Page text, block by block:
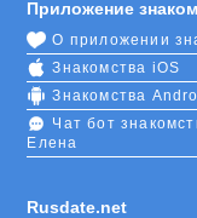
Rusdate.net
Приложение
О приложении
Знакомства iOS
Знакомства
Чат бот
Елена